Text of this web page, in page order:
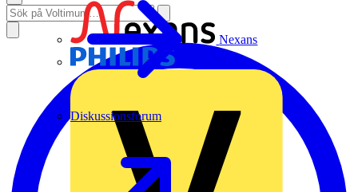
Nexans
Diskussionsforum